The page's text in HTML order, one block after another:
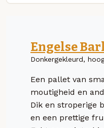
Engelse
Donkergekleurd,
Een pallet van
moutigheid en
Dik en stroperige
en een prettige